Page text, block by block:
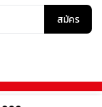
สมัคร